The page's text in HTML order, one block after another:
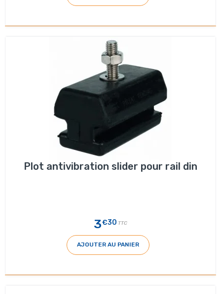
Plot antivibration slider pour rail din
3€30 TTC
AJOUTER AU PANIER